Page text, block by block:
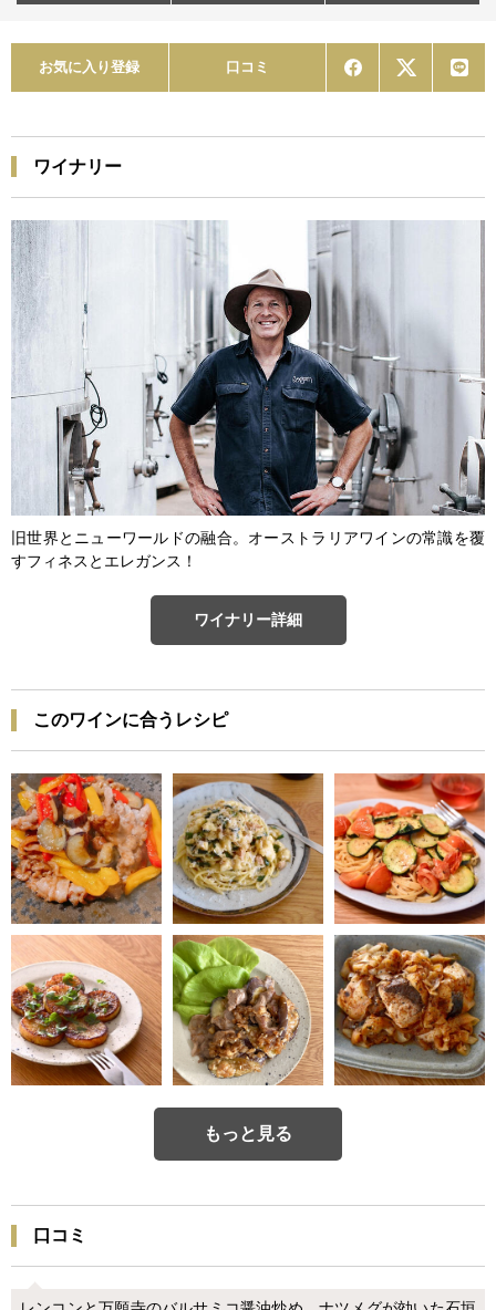
お気に入り登録 口コミ
ワイナリー
旧世界とニューワールドの融合。オーストラリアワインの常識を覆
すフィネスとエレガンス！
ワイナリー詳細
このワインに合うレシピ
もっと見る
口コミ